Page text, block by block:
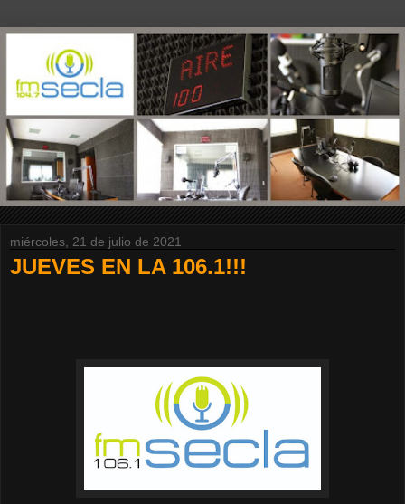
miércoles, 21 de julio de 2021
JUEVES EN LA 106.1!!!